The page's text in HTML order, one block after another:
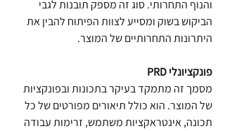
והנוף התחרותי. סוג זה מספק תובנות לגבי
הביקוש בשוק ומסייע לצוות הפיתוח להבין את
היתרונות התחרותיים של המוצר.
PRD פונקציונלי
מסמך זה מתמקד בעיקר בתכונות ובפונקציות
של המוצר. הוא כולל תיאורים מפורטים של כל
תכונה, אינטראקציות משתמש, זרימות עבודה